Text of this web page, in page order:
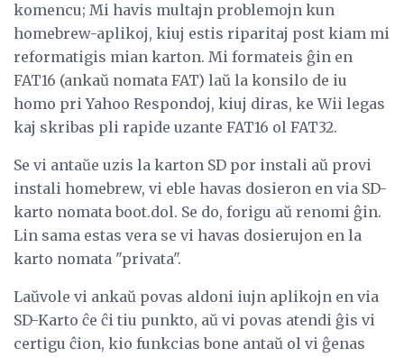
komencu; Mi havis multajn problemojn kun
homebrew-aplikoj, kiuj estis riparitaj post kiam mi
reformatigis mian karton. Mi formateis ĝin en
FAT16 (ankaŭ nomata FAT) laŭ la konsilo de iu
homo pri Yahoo Respondoj, kiuj diras, ke Wii legas
kaj skribas pli rapide uzante FAT16 ol FAT32.
Se vi antaŭe uzis la karton SD por instali aŭ provi
instali homebrew, vi eble havas dosieron en via SD-
karto nomata boot.dol. Se do, forigu aŭ renomi ĝin.
Lin sama estas vera se vi havas dosierujon en la
karto nomata "privata".
Laŭvole vi ankaŭ povas aldoni iujn aplikojn en via
SD-Karto ĉe ĉi tiu punkto, aŭ vi povas atendi ĝis vi
certigu ĉion, kio funkcias bone antaŭ ol vi ĝenas